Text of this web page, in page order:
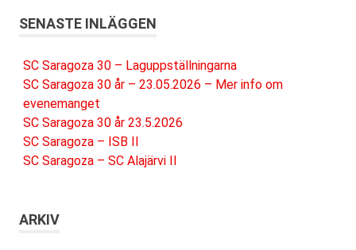
SENASTE INLÄGGEN
SC Saragoza 30 – Laguppställningarna
SC Saragoza 30 år – 23.05.2026 – Mer info om
evenemanget
SC Saragoza 30 år 23.5.2026
SC Saragoza – ISB II
SC Saragoza – SC Alajärvi II
ARKIV